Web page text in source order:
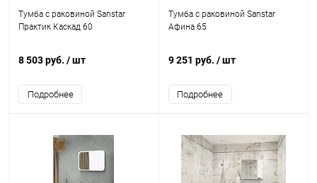
Тумба с раковиной Sanstar
Практик Каскад 60
8 503 руб. / шт
Подробнее
Тумба с раковиной Sanstar
Афина 65
9 251 руб. / шт
Подробнее